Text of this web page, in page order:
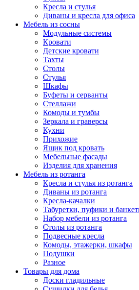
Кресла и стулья
Диваны и кресла для офиса
Мебель из сосны
Модульные системы
Кровати
Детские кровати
Тахты
Столы
Стулья
Шкафы
Буфеты и серванты
Стеллажи
Комоды и тумбы
Зеркала и граверсы
Кухни
Прихожие
Ящик под кровать
Мебельные фасады
Изделия для хранения
Мебель из ротанга
Кресла и стулья из ротанга
Диваны из ротанга
Кресла-качалки
Табуретки, пуфики и
Набор мебели из ротанга
Столы из ротанга
Подвесные кресла
Комоды, этажерки, шкафы
Подушки
Разное
Товары для дома
Доски гладильные